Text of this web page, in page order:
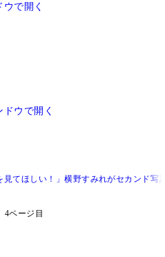
で開く
ウで開く
見てほしい！」横野すみれがセカンド写
4ページ目